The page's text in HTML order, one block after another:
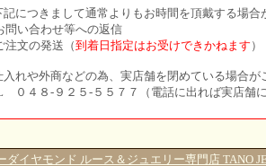
記につきまして通常よりもお時間を頂戴する場合
問い合わせ等への返信
注文の発送（到着日指定はお受けできかねます ）
入れや外商などの為、実店舗を閉めている場合が
０４８-９２５-５５７７（電話に出れば実店舗に
ダイヤモンド ルース＆ジュエリー専門店 TANO